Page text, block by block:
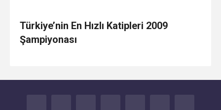
Türkiye’nin En Hızlı Katipleri 2009
Şampiyonası